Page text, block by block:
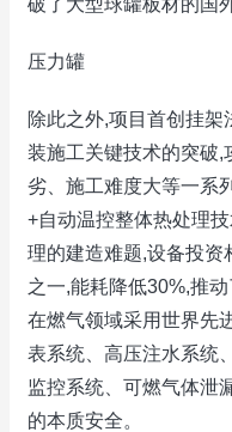
破了大型球罐板材的国
压力罐
除此之外,项目首创挂
装施工关键技术的突破,
劣、施工难度大等一系
+自动温控整体热处理
理的建造难题,设备投资
之一,能耗降低30%,推
在燃气领域采用世界先
表系统、高压注水系统
监控系统、可燃气体泄
的本质安全。